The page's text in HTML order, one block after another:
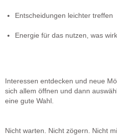
Entscheidungen leichter treffen
Energie für das nutzen, was
Interessen entdecken und neue
sich allem öffnen und dann
eine gute Wahl.
Nicht warten. Nicht zögern. Nicht